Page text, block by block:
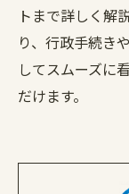
トまで詳しく解
り、行政手続き
してスムーズに
だけます。